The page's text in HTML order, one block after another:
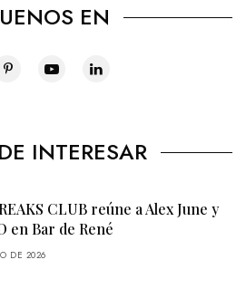
EN
INTERESAR
CLUB reúne a Alex June y
en Bar de René
DE 2026